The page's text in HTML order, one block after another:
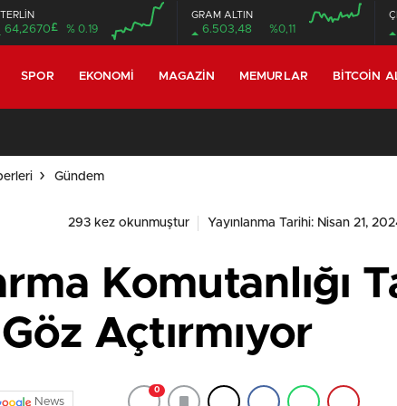
64,2670£ % 0.19
GRAM ALTIN
6.503,48 %0,11
SPOR EKONOMI MAGAZIN MEMURLAR BITCOIN
Gündem
293 kez okunmuştur Yayınlanma Tarihi: Nisan 21,
Komutanlığı
Açtırmıyor
News
0